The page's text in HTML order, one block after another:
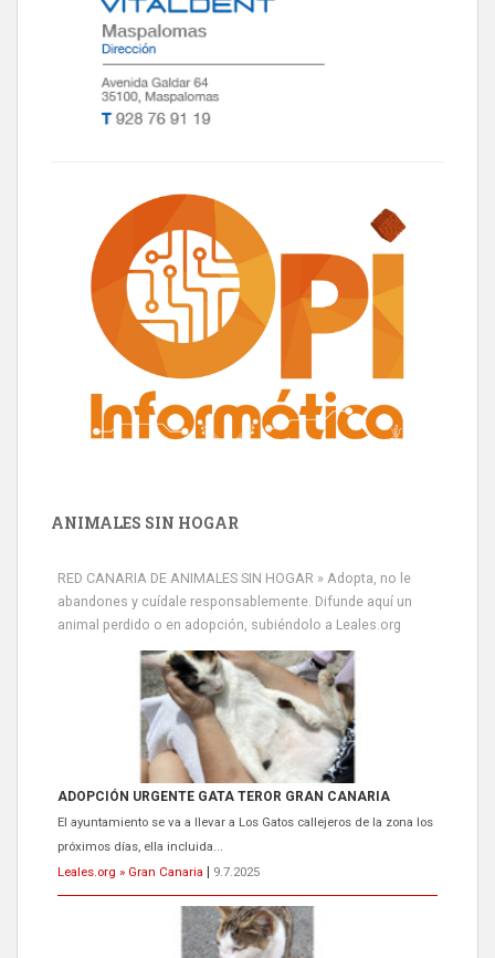
ANIMALES SIN HOGAR
RED CANARIA DE ANIMALES SIN HOGAR » Adopta, no le
abandones y cuídale responsablemente. Difunde aquí un
animal perdido o en adopción, subiéndolo a Leales.org
ADOPCIÓN URGENTE GATA TEROR GRAN CANARIA
El ayuntamiento se va a llevar a Los Gatos callejeros de la zona los
próximos días, ella incluida...
Leales.org » Gran Canaria
9.7.2025